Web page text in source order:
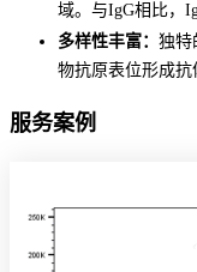
域。与IgG相比，
多样性丰富： 独特
物抗原表位形成抗
服务案例